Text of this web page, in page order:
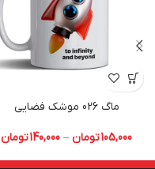
ماگ 026 موشک فضایی
105,000تومان –
140,000تومان